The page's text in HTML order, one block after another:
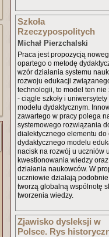
Szkoła
Rzeczypospolitych
Michał Pierzchalski
Praca jest propozycją
opartego o metodę
wzór działania systemu
rozwoju edukacji
technologii, to model ten nie
- ciągle szkoły i
modelu dydaktycznym.
zawartego w pracy polega
systemowego rozwiązania
dialektycznego elementu do
dydaktycznego modelu
nacisk na rozwój u uczniów
kwestionowania wiedzy
działania naukowców. W
uczniowie działają
tworzą globalną wspólnotę
tworzenia wiedzy.
Zjawisko dysleksji w
Polsce. Rys